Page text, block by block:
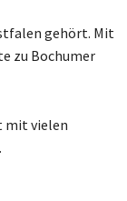
gehört. Mit
zu Bochumer
mit vielen